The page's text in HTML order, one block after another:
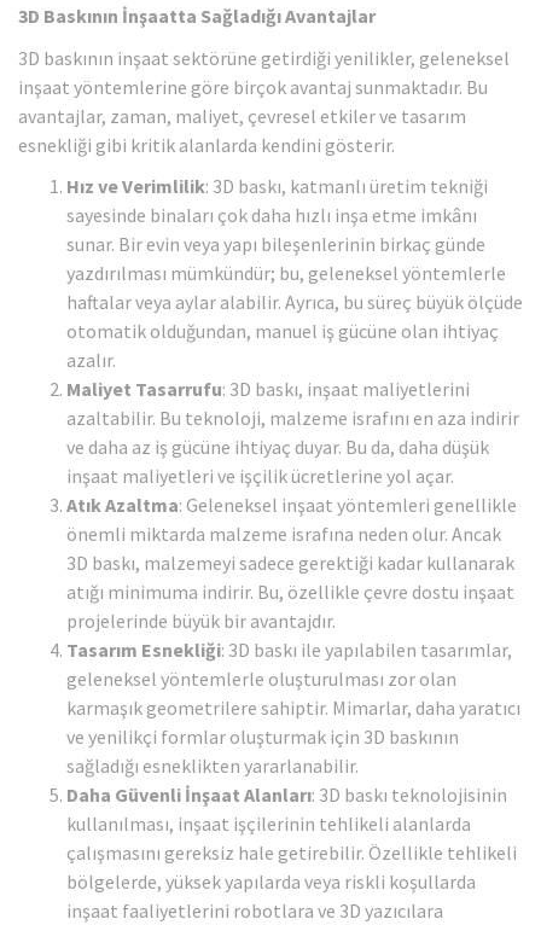
3D Baskının İnşaatta Sağladığı Avantajlar
3D baskının inşaat sektörüne getirdiği yenilikler, geleneksel
inşaat yöntemlerine göre birçok avantaj sunmaktadır. Bu
avantajlar, zaman, maliyet, çevresel etkiler ve tasarım
esnekliği gibi kritik alanlarda kendini gösterir.
Hız ve Verimlilik: 3D baskı, katmanlı üretim tekniği
sayesinde binaları çok daha hızlı inşa etme imkânı
sunar. Bir evin veya yapı bileşenlerinin birkaç günde
yazdırılması mümkündür; bu, geleneksel yöntemlerle
haftalar veya aylar alabilir. Ayrıca, bu süreç büyük ölçüde
otomatik olduğundan, manuel iş gücüne olan ihtiyaç
azalır.
Maliyet Tasarrufu: 3D baskı, inşaat maliyetlerini
azaltabilir. Bu teknoloji, malzeme israfını en aza indirir
ve daha az iş gücüne ihtiyaç duyar. Bu da, daha düşük
inşaat maliyetleri ve işçilik ücretlerine yol açar.
Atık Azaltma: Geleneksel inşaat yöntemleri genellikle
önemli miktarda malzeme israfına neden olur. Ancak
3D baskı, malzemeyi sadece gerektiği kadar kullanarak
atığı minimuma indirir. Bu, özellikle çevre dostu inşaat
projelerinde büyük bir avantajdır.
Tasarım Esnekliği: 3D baskı ile yapılabilen tasarımlar,
geleneksel yöntemlerle oluşturulması zor olan
karmaşık geometrilere sahiptir. Mimarlar, daha yaratıcı
ve yenilikçi formlar oluşturmak için 3D baskının
sağladığı esneklikten yararlanabilir.
Daha Güvenli İnşaat Alanları: 3D baskı teknolojisinin
kullanılması, inşaat işçilerinin tehlikeli alanlarda
çalışmasını gereksiz hale getirebilir. Özellikle tehlikeli
bölgelerde, yüksek yapılarda veya riskli koşullarda
inşaat faaliyetlerini robotlara ve 3D yazıcılara